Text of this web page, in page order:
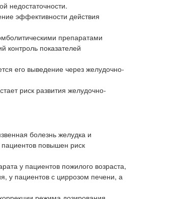
недостаточности.
эффективности действия
препаратами
контроль показателей
его выведение через желудочно-
риск развития желудочно-
болезнь желудка и
повышен риск
у пациентов пожилого возраста,
у пациентов с циррозом печени, а